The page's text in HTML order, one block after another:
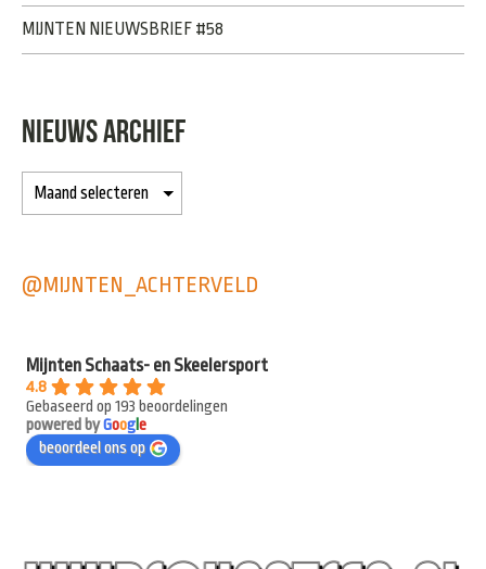
MIJNTEN NIEUWSBRIEF #58
NIEUWS ARCHIEF
@MIJNTEN_ACHTERVELD
Mijnten Schaats- en Skeelersport
4.8
Gebaseerd op 193 beoordelingen
powered byGooge
beoordeel ons op